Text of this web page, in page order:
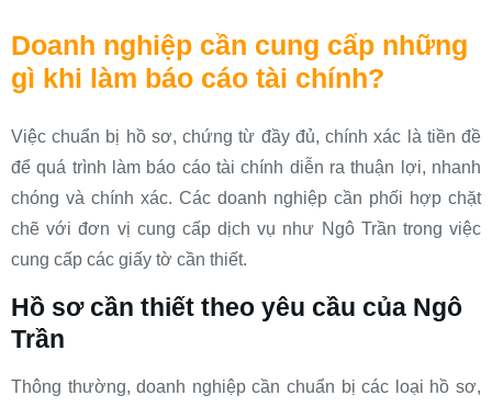
Doanh nghiệp cần cung cấp những
gì khi làm báo cáo tài chính?
Việc chuẩn bị hồ sơ, chứng từ đầy đủ, chính xác là tiền đề
để quá trình làm báo cáo tài chính diễn ra thuận lợi, nhanh
chóng và chính xác. Các doanh nghiệp cần phối hợp chặt
chẽ với đơn vị cung cấp dịch vụ như Ngô Trần trong việc
cung cấp các giấy tờ cần thiết.
Hồ sơ cần thiết theo yêu cầu của Ngô
Trần
Thông thường, doanh nghiệp cần chuẩn bị các loại hồ sơ,